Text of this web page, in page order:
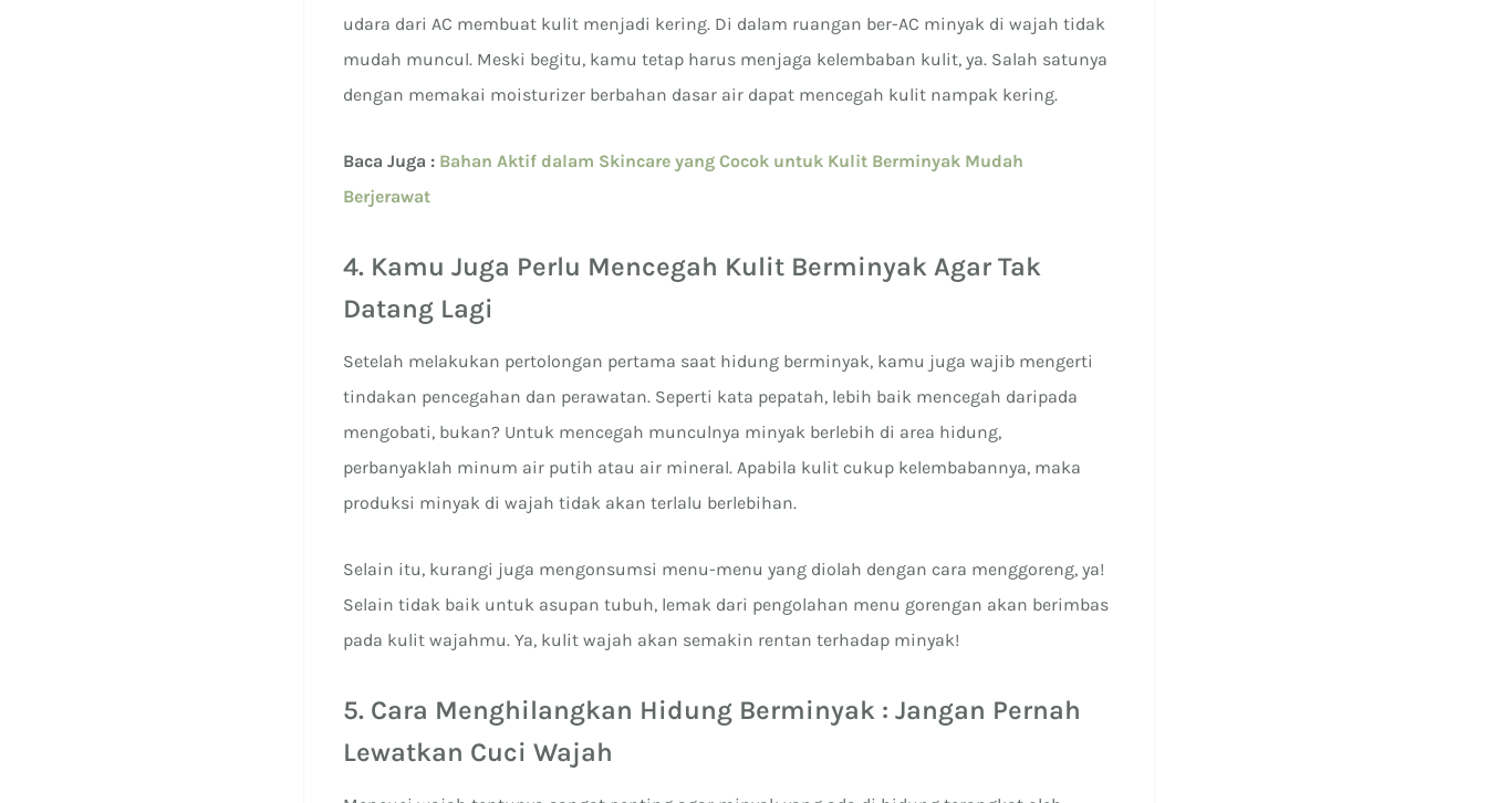
udara dari AC membuat kulit menjadi kering. Di dalam ruangan ber-AC minyak di wajah tidak
mudah muncul. Meski begitu, kamu tetap harus menjaga kelembaban kulit, ya. Salah satunya
dengan memakai moisturizer berbahan dasar air dapat mencegah kulit nampak kering.
Baca Juga : Bahan Aktif dalam Skincare yang Cocok untuk Kulit Berminyak Mudah
Berjerawat
4. Kamu Juga Perlu Mencegah Kulit Berminyak Agar Tak
Datang Lagi
Setelah melakukan pertolongan pertama saat hidung berminyak, kamu juga wajib mengerti
tindakan pencegahan dan perawatan. Seperti kata pepatah, lebih baik mencegah daripada
mengobati, bukan? Untuk mencegah munculnya minyak berlebih di area hidung,
perbanyaklah minum air putih atau air mineral. Apabila kulit cukup kelembabannya, maka
produksi minyak di wajah tidak akan terlalu berlebihan.
Selain itu, kurangi juga mengonsumsi menu-menu yang diolah dengan cara menggoreng, ya!
Selain tidak baik untuk asupan tubuh, lemak dari pengolahan menu gorengan akan berimbas
pada kulit wajahmu. Ya, kulit wajah akan semakin rentan terhadap minyak!
5. Cara Menghilangkan Hidung Berminyak : Jangan Pernah
Lewatkan Cuci Wajah